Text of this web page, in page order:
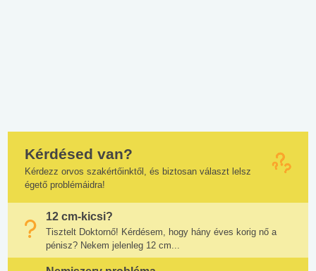
Kérdésed van?
Kérdezz orvos szakértőinktől, és biztosan választ lelsz
égető problémáidra!
12 cm-kicsi?
Tisztelt Doktornő! Kérdésem, hogy hány éves korig nő a
pénisz? Nekem jelenleg 12 cm...